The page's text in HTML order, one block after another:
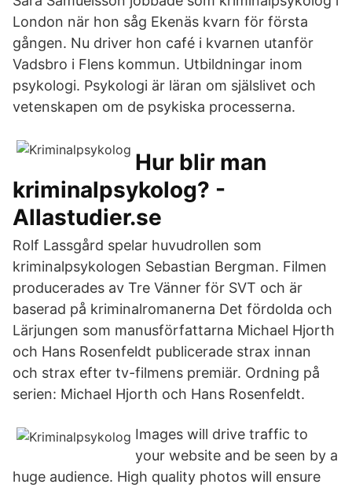
London när hon såg Ekenäs kvarn för första
gången. Nu driver hon café i kvarnen utanför
Vadsbro i Flens kommun. Utbildningar inom
psykologi. Psykologi är läran om själslivet och
vetenskapen om de psykiska processerna.
Hur blir man
kriminalpsykolog? -
Allastudier.se
Rolf Lassgård spelar huvudrollen som
kriminalpsykologen Sebastian Bergman. Filmen
producerades av Tre Vänner för SVT och är
baserad på kriminalromanerna Det fördolda och
Lärjungen som manusförfattarna Michael Hjorth
och Hans Rosenfeldt publicerade strax innan
och strax efter tv-filmens premiär. Ordning på
serien: Michael Hjorth och Hans Rosenfeldt.
Images will drive traffic to
your website and be seen by a
huge audience. High quality photos will ensure